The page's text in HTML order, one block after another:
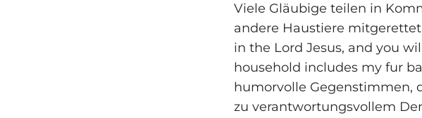
Viele Gläubige teilen in
andere Haustiere
in the Lord Jesus, and you
household includes my fur
humorvolle Gegenstimmen,
zu verantwortungsvollem